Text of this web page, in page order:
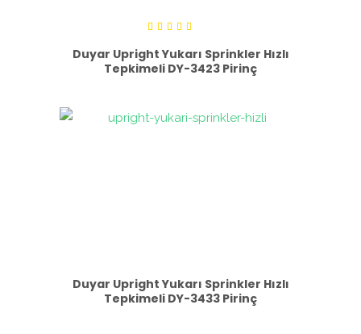
üzerinden
5.00
oy aldı
Duyar Upright Yukarı Sprinkler Hızlı
Tepkimeli DY-3423 Pirinç
Duyar Upright Yukarı Sprinkler Hızlı
Tepkimeli DY-3433 Pirinç